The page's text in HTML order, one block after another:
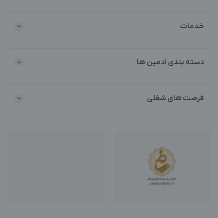
خدمات
دسته بندی ادمین ها
فرصت های شغلی